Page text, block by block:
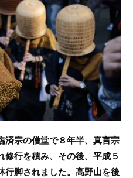
済宗の僧堂で８年半、真言宗
行を積み、その後、平成５
行脚されました。高野山を後